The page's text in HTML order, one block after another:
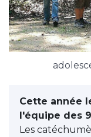
Cette année
l'équipe des
Les